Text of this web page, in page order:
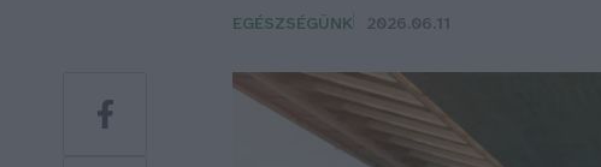
EGÉSZSÉGÜNK 2026.06.11